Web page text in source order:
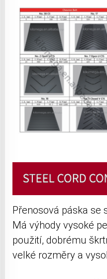
Přenosová páska
Má výhody vysoké
použití, dobrému
velké rozměry a